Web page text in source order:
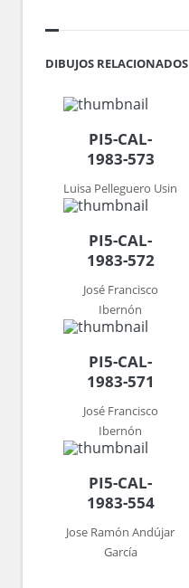
DIBUJOS RELACIONADOS
PI5-CAL-
1983-573
Luisa Pelleguero Usin
PI5-CAL-
1983-572
José Francisco
Ibernón
PI5-CAL-
1983-571
José Francisco
Ibernón
PI5-CAL-
1983-554
Jose Ramón Andújar
García